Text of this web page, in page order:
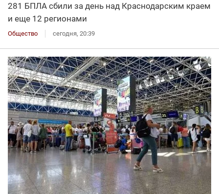
281 БПЛА сбили за день над Краснодарским краем
и еще 12 регионами
Общество сегодня, 20:39